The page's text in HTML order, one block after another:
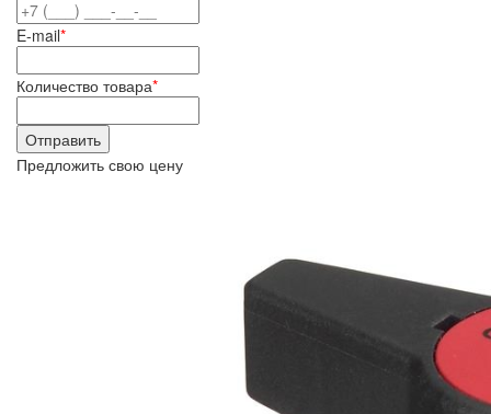
E-mail*
Количество товара*
Предложить свою цену